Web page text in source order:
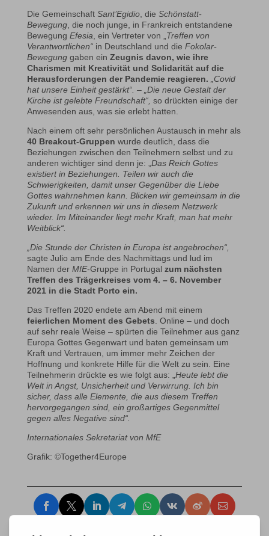
Die Gemeinschaft Sant’Egidio, die Schönstatt-
Bewegung, die noch junge, in Frankreich entstandene
Bewegung Efesia , ein Vertreter von „ Treffen von
Verantwortlichen“in Deutschland und die Fokolar-
Bewegunggaben ein Zeugnis davon, wie ihre
Charismen mit Kreativität und Solidarität auf die
Herausforderungen der Pandemie reagieren.
„Covid
hat unsere Einheit gestärkt“. – „Die neue Gestalt der
Kirche ist gelebte Freundschaft“, so drückten einige der
Anwesenden aus, was sie erlebt hatten.
Nach einem oft sehr persönlichen Austausch in mehr als
40 Breakout-Gruppen wurde deutlich, dass die
Beziehungen zwischen den Teilnehmern selbst und zu
anderen wichtiger sind denn je: „ Das Reich Gottes
existiert in Beziehungen. Teilen wir auch die
Schwierigkeiten, damit unser Gegenüber die Liebe
Gottes wahrnehmen kann. Blicken wir gemeinsam in die
Zukunft und erkennen wir uns in diesem Netzwerk
wieder. Im Miteinander liegt mehr Kraft, man hat mehr
Weitblick“.
„Die Stunde der Christen in Europa ist angebrochen“,
sagte Julio am Ende des Nachmittags und lud im
Namen der MfE-Gruppe in Portugal zum nächsten
Treffen des Trägerkreises vom 4. – 6. November
2021 in die Stadt Porto ein.
Das Treffen 2020 endete am Abend mit einem
feierlichen Moment des Gebets . Online – und doch
auf sehr reale Weise – spürten die Teilnehmer aus ganz
Europa Gottes Gegenwart und baten gemeinsam um
Kraft und Vertrauen, um immer mehr Zeichen der
Hoffnung und konkrete Hilfe für die Welt zu sein. Eine
Teilnehmerin drückte es wie folgt aus: „ Heute lebt die
Welt in Angst, Unsicherheit und Verwirrung. Ich bin
sicher, dass alle Elemente, die aus diesem Treffen
hervorgegangen sind, ein großartiges Gegenmittel
gegen alles Negative sind“.
Internationales Sekretariat von MfE
Grafik: ©Together4Europe